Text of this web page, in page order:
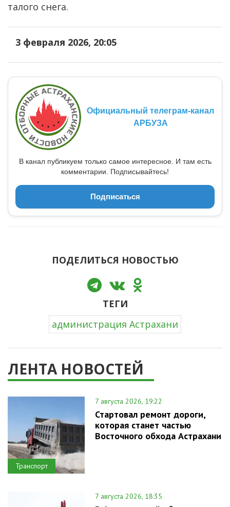
талого снега.
3 февраля 2026, 20:05
Официальный телеграм-канал
АРБУЗА
В канал публикуем только самое интересное. И там есть
комментарии. Подписывайтесь!
Подписаться
ПОДЕЛИТЬСЯ НОВОСТЬЮ
ТЕГИ
администрация Астрахани
ЛЕНТА НОВОСТЕЙ
Транспорт
7 августа 2026, 19:22
Стартовал ремонт дороги,
которая станет частью
Восточного обхода Астрахани
7 августа 2026, 18:35